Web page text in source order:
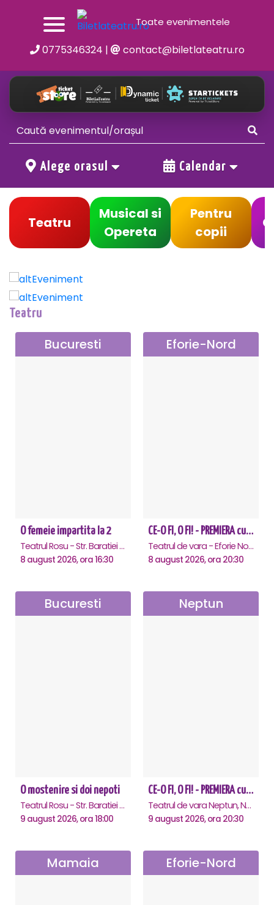
Toate evenimentele
0775346324 | contact@biletlateatru.ro
Alege orasul Calendar
Teatru
Musical si
Opereta
Pentru
copii
Teatru
Bucuresti
O femeie impartita la 2
Teatrul Rosu - Str. Baratiei 31, Bucuresti
8 august 2026, ora 16:30
Eforie-Nord
CE-O FI, O FI! - PREMIERA cu Doru Octavian Dumitru - Eforie Nord
Teatrul de vara - Eforie Nord, Eforie-Nord
8 august 2026, ora 20:30
Bucuresti
O mostenire si doi nepoti
Teatrul Rosu - Str. Baratiei 31, Bucuresti
9 august 2026, ora 18:00
Neptun
CE-O FI, O FI! - PREMIERA cu Doru Octavian Dumitru - Neptun
Teatrul de vara Neptun, Neptun
9 august 2026, ora 20:30
Mamaia Eforie-Nord